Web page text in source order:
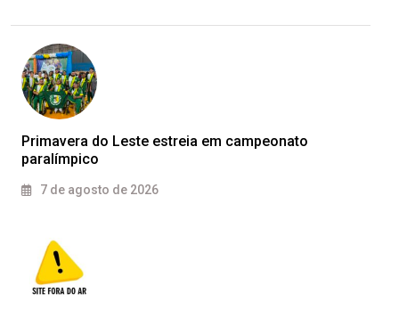
Primavera do Leste estreia em campeonato
paralímpico
7 de agosto de 2026